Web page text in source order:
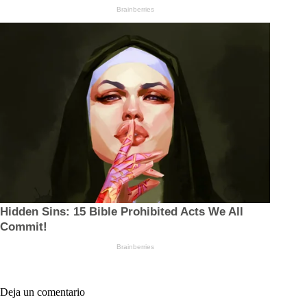
Deja un comentario